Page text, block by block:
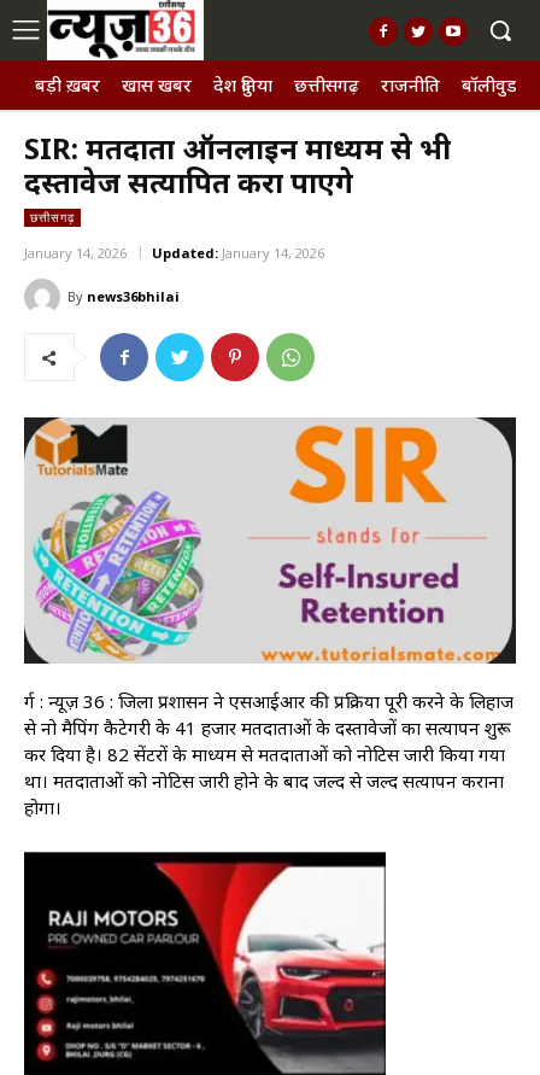
बड़ी ख़बर खास खबर देश दुनिया छत्तीसगढ़ राजनीति बॉलीवुड,
SIR: मतदाता ऑनलाइन माध्यम से भी
दस्तावेज सत्यापित करा पाएंगे
छत्तीसगढ़
January 14, 2026 Updated: January 14, 2026
By news36bhilai
दुर्ग : न्यूज़ 36 : जिला प्रशासन ने एसआईआर की प्रक्रिया पूरी करने के लिहाज
से नो मैपिंग कैटेगरी के 41 हजार मतदाताओं के दस्तावेजों का सत्यापन शुरू
कर दिया है। 82 सेंटरों के माध्यम से मतदाताओं को नोटिस जारी किया गया
था। मतदाताओं को नोटिस जारी होने के बाद जल्द से जल्द सत्यापन कराना
होगा।